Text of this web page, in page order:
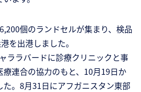
個のランドセルが集まり、検品
を出港しました。
ララバードに診療クリニックと事
連合の協力のもと、10月19日か
た。8月31日にアフガニスタン東部